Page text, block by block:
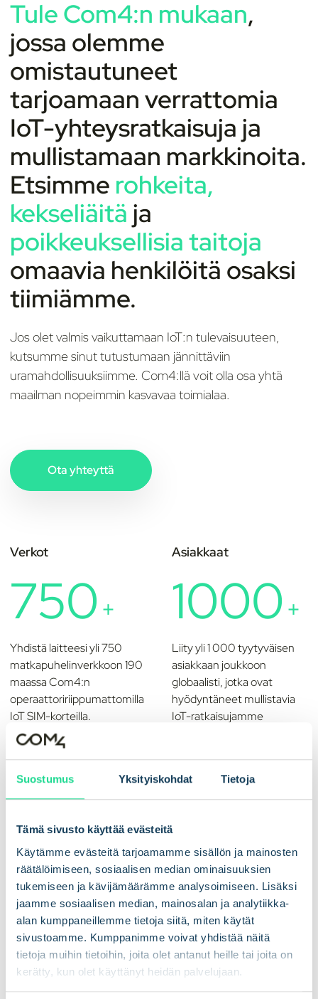
Suostumus Yksityiskohdat Tietoja
Tämä sivusto käyttää evästeitä
Käytämme evästeitä tarjoamamme sisällön ja mainosten
räätälöimiseen, sosiaalisen median ominaisuuksien
tukemiseen ja kävijämäärämme analysoimiseen. Lisäksi
jaamme sosiaalisen median, mainosalan ja analytiikka-
alan kumppaneillemme tietoja siitä, miten käytät
sivustoamme. Kumppanimme voivat yhdistää näitä
tietoja muihin tietoihin, joita olet antanut heille tai joita on
kerätty, kun olet käyttänyt heidän palvelujaan.
Tule Com4:n mukaan,
jossa olemme
omistautuneet
tarjoamaan verrattomia
IoT-yhteysratkaisuja ja
mullistamaan markkinoita.
Etsimme rohkeita,
kekseliäitä ja
poikkeuksellisia taitoja
omaavia henkilöitä osaksi
tiimiämme.
Jos olet valmis vaikuttamaan IoT:n tulevaisuuteen,
kutsumme sinut tutustumaan jännittäviin
uramahdollisuuksiimme. Com4:llä voit olla osa yhtä
maailman nopeimmin kasvavaa toimialaa.
Ota yhteyttä
Verkot
750+
Yhdistä laitteesi yli 750
matkapuhelinverkkoon 190
maassa Com4:n
operaattoririippumattomilla
IoT SIM-korteilla.
Asiakkaat
1000+
Liity yli 1 000 tyytyväisen
asiakkaan joukkoon
globaalisti, jotka ovat
hyödyntäneet mullistavia
IoT-ratkaisujamme
Maat
190+
Nauti saumattomasta 2G-,
3G-, 4G-, LTE-M-, NB-
IoT-, 5G- tai
satelliittiyhteydestä, joka on
räätälöity juuri sinun
tarpeisiisi. Me autamme
sinua, missä päin maailmaa
IoT-yhteydet
20
Com4 on jo mahdollistanut
tietoliikkuvuuden yli 20
miljoonalle SIM-kortille ja
helpottanut lukemattomia
IoT-projekteja.